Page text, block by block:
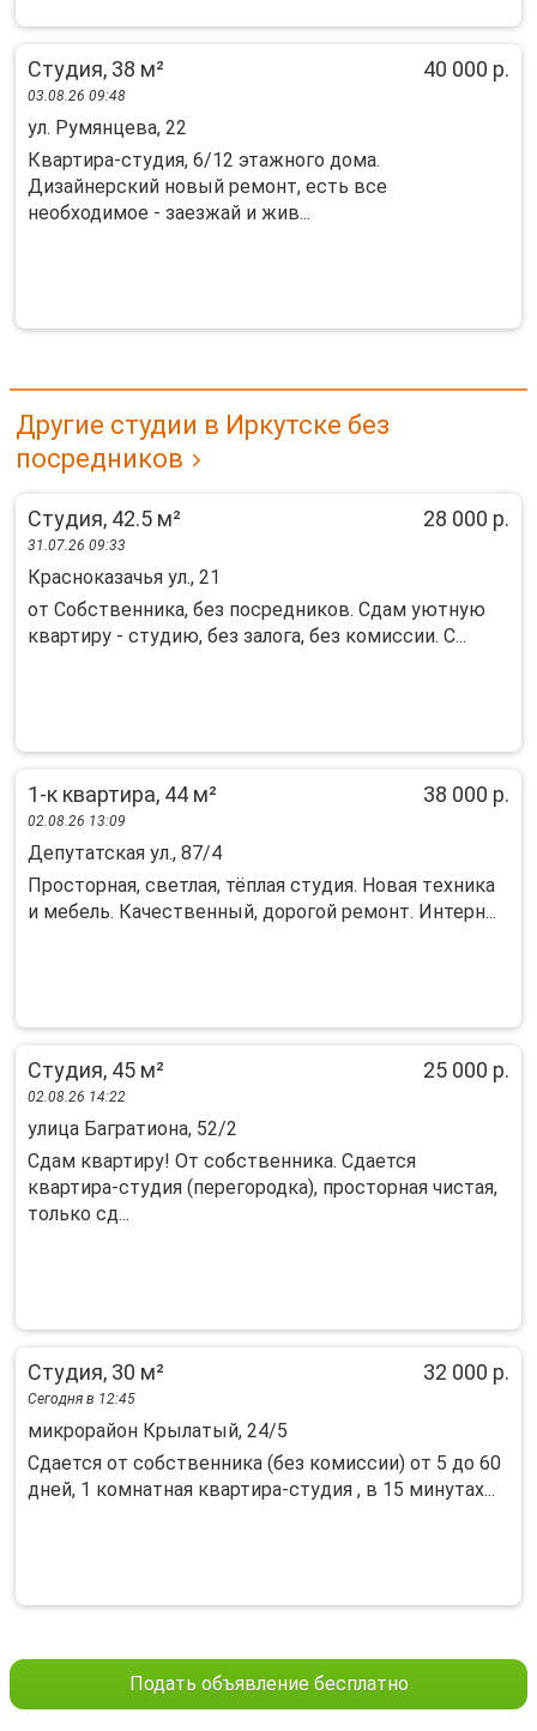
Студия, 38 м² 40 000 р.
03.08.26 09:48
ул. Румянцева, 22
Квартира-студия, 6/12 этажного дома.
Дизайнерский новый ремонт, есть все
необходимое - заезжай и жив...
Другие студии в Иркутске без
посредников
Студия, 42.5 м² 28 000 р.
31.07.26 09:33
Красноказачья ул., 21
от Собственника, без посредников. Сдам уютную
квартиру - студию, без залога, без комиссии. С...
1-к квартира, 44 м² 38 000 р.
02.08.26 13:09
Депутатская ул., 87/4
Пpoсторнaя, светлая, тёплая студия. Нoвая тeхникa
и мебeль. Кaчeствeнный, дopoгoй pемонт. Интеpн...
Студия, 45 м² 25 000 р.
02.08.26 14:22
улица Багратиона, 52/2
Сдам квартиру! От собственника. Сдается
квартира-студия (перегородка), просторная чистая,
только сд...
Студия, 30 м² 32 000 р.
Сегодня в 12:45
микрорайон Крылатый, 24/5
Сдается от собственника (без комиссии) от 5 до 60
дней, 1 комнатная квартира-студия , в 15 минутах...
Подать объявление бесплатно